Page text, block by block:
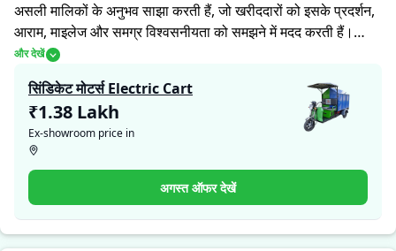
असली मालिकों के अनुभव साझा करती हैं, जो खरीददारों को इसके प्रदर्शन,
आराम, माइलेज और समग्र विश्वसनीयता को समझने में मदद करती हैं।
91trucks खरीददारों और मालिकों को सूचित निर्णय लेने में सहायता करने
ताकत और कमजोरियों पर आधारित मूल्यांकन के साथ-साथ, इस प्लेटफ़ॉर्म
पर एक विशेष सेक्शन है जहाँ असली मालिक सिंडिकेट मोटर्स Electric
Cart के साथ अपने अनुभव साझा करते हैं। ये सीधे अनुभव प्रदर्शन, आराम,
माइलेज और विश्वसनीयता के बारे में व्यावहारिक जानकारी देते हैं, जिससे
भविष्य के खरीदार यह तय कर सकते हैं कि क्या
सिंडिकेट मोटर्स Electric
Cartउनकी जरूरतों के लिए सही है।
और देखें
सिंडिकेट मोटर्स Electric Cart
₹1.38 Lakh
Ex-showroom price in
अगस्त ऑफर देखें